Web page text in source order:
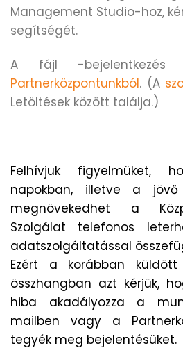
Management Studio-hoz,
segítségét.
A fájl -bejelentkezés
Partnerközpontunkból. (A
Letöltések között találja.)
Felhívjuk figyelmüket,
napokban, illetve a
megnövekedhet a
Szolgálat telefonos
adatszolgáltatással
Ezért a korábban küldött
összhangban azt kérjük,
hiba akadályozza a
mailben vagy a
tegyék meg bejelentésüket.